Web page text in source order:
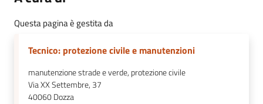
Questa pagina è gestita da
Tecnico: protezione civile e manutenzioni
manutenzione strade e verde, protezione civile
Via XX Settembre, 37
40060Dozza